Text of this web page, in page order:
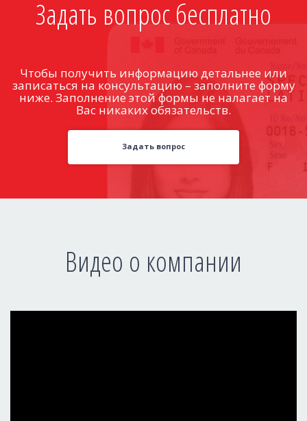
Задать вопрос бесплатно
Чтобы получить информацию детальнее или
записаться на консультацию – заполните форму
ниже. Заполнение этой формы не налагает на
Вас никаких обязательств.
Задать вопрос
Видео о компании